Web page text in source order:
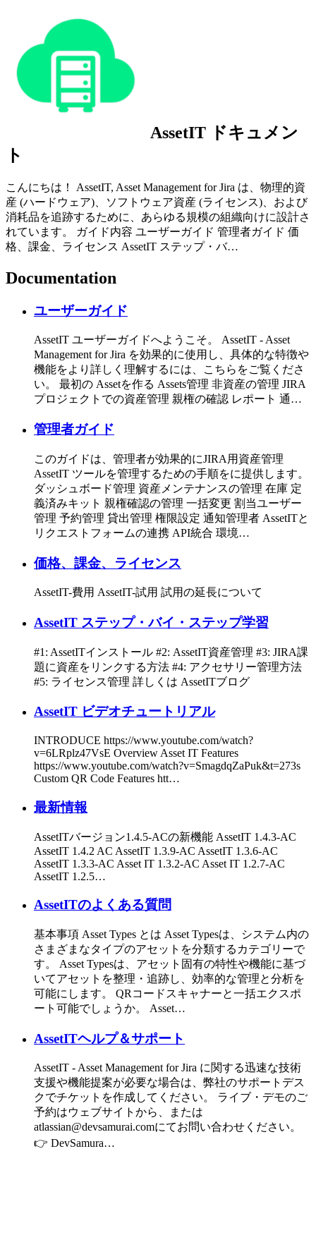
AssetIT ドキュメン
ト
こんにちは！ AssetIT, Asset Management for Jira は、物理的資
産 (ハードウェア)、ソフトウェア資産 (ライセンス)、および
消耗品を追跡するために、あらゆる規模の組織向けに設計さ
れています。 ガイド内容 ユーザーガイド 管理者ガイド 価
格、課金、ライセンス AssetIT ステップ・バ…
Documentation
ユーザーガイド
AssetIT ユーザーガイドへようこそ。 AssetIT - Asset
Management for Jira を効果的に使用し、具体的な特徴や
機能をより詳しく理解するには、こちらをご覧くださ
い。 最初の Assetを作る Assets管理 非資産の管理 JIRA
プロジェクトでの資産管理 親権の確認 レポート 通…
管理者ガイド
このガイドは、管理者が効果的にJIRA用資産管理
AssetIT ツールを管理するための手順をに提供します。
ダッシュボード管理 資産メンテナンスの管理 在庫 定
義済みキット 親権確認の管理 一括変更 割当ユーザー
管理 予約管理 貸出管理 権限設定 通知管理者 AssetITと
リクエストフォームの連携 API統合 環境…
価格、課金、ライセンス
AssetIT-費用 AssetIT-試用 試用の延長について
AssetIT ステップ・バイ・ステップ学習
#1: AssetITインストール #2: AssetIT資産管理 #3: JIRA課
題に資産をリンクする方法 #4: アクセサリー管理方法
#5: ライセンス管理 詳しくは AssetITブログ
AssetIT ビデオチュートリアル
INTRODUCE https://www.youtube.com/watch?
v=6LRplz47VsE Overview Asset IT Features
https://www.youtube.com/watch?v=SmagdqZaPuk&t=273s
Custom QR Code Features htt…
最新情報
AssetITバージョン1.4.5-ACの新機能 AssetIT 1.4.3-AC
AssetIT 1.4.2 AC AssetIT 1.3.9-AC AssetIT 1.3.6-AC
AssetIT 1.3.3-AC Asset IT 1.3.2-AC Asset IT 1.2.7-AC
AssetIT 1.2.5…
AssetITのよくある質問
基本事項 Asset Types とは Asset Typesは、システム内の
さまざまなタイプのアセットを分類するカテゴリーで
す。 Asset Typesは、アセット固有の特性や機能に基づ
いてアセットを整理・追跡し、効率的な管理と分析を
可能にします。 QRコードスキャナーと一括エクスポ
ート可能でしょうか。 Asset…
AssetITヘルプ＆サポート
AssetIT - Asset Management for Jira に関する迅速な技術
支援や機能提案が必要な場合は、弊社のサポートデス
クでチケットを作成してください。 ライブ・デモのご
予約はウェブサイトから、または
atlassian@devsamurai.comにてお問い合わせください。
👉 DevSamura…